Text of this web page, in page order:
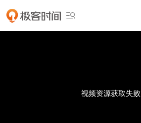

视频资源获取失败